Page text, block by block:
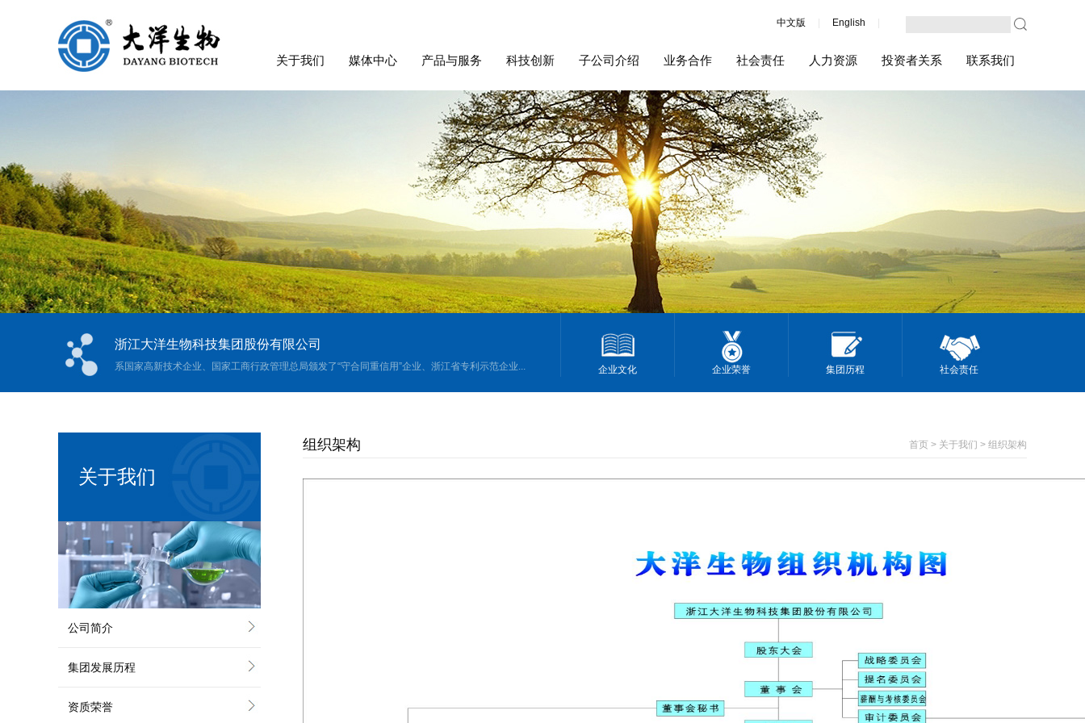
中文版 English
关于我们 媒体中心 产品与服务 科技创新 子公司介绍 业务合作 社会责任 人力资源 投资者关系 联系我们
浙江大洋生物科技集团股份有限公司
系国家高新技术企业、国家工商行政管理总局颁发了“守合同重信用”企业、浙江省专利示范企业... 企业文化 企业荣誉 集团历程 社会责任
关于我们
公司简介
集团发展历程
资质荣誉
组织架构 首页 > 关于我们 > 组织架构